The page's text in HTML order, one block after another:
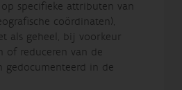
specifieke attributen van
coördinaten),
als geheel, bij voorkeur
of reduceren van de
gedocumenteerd in de